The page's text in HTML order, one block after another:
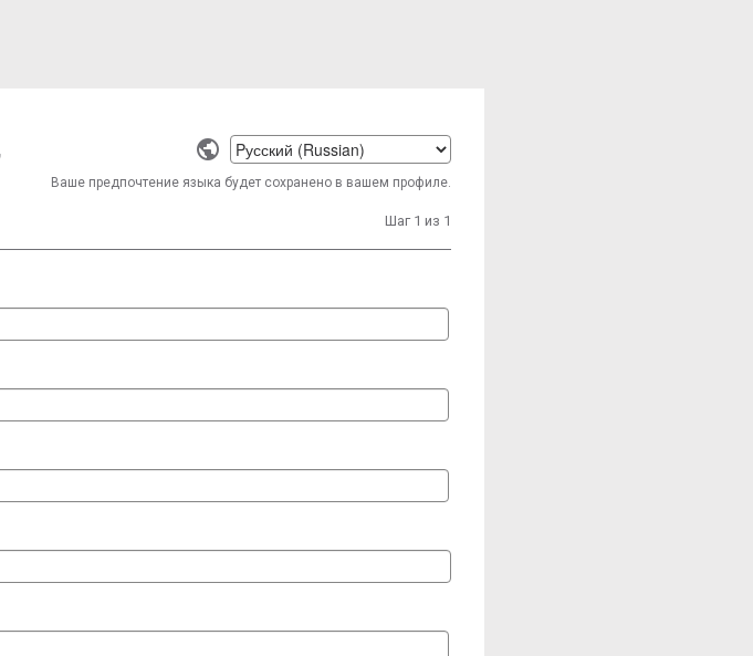
Select
a
language
Ваше предпочтение языка будет сохранено в вашем профиле.
Шаг 1 из 1